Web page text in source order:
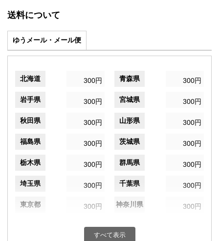
送料について
ゆうメール・メール便
北海道 300円 青森県 300円
岩手県 300円 宮城県 300円
秋田県 300円 山形県 300円
福島県 300円 茨城県 300円
栃木県 300円 群馬県 300円
埼玉県 300円 千葉県 300円
東京都 300円 神奈川県 300円
300円 富山県
すべて表示